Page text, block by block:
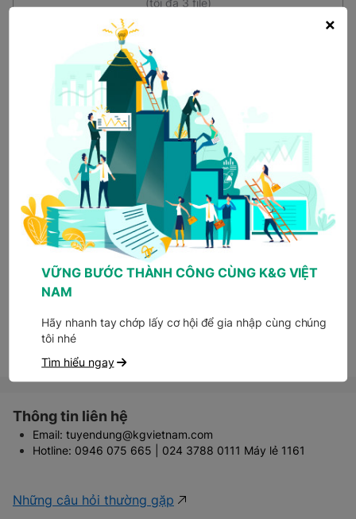
Tải CV có mẫu
Bạn biết tin tuyển dụng qua kênh nào? *
Fanpage công ty
Facebook cán bộ tuyển
dụng
TopCV
Vietnamwork
Vieclam24h
Careerbuilder
Linkedin công ty
Khác (Google...)
Thông tin liên hệ
Email: tuyendung@kgvietnam.com
Hotline: 0946 075 665 | 024 3788 0111 Máy lẻ 1161
Những câu hỏi thường gặp
×
VỮNG BƯỚC THÀNH CÔNG CÙNG K&G VIỆT
NAM
Hãy nhanh tay chớp lấy cơ hội để gia nhập cùng chúng
tôi nhé
Tìm hiểu ngay